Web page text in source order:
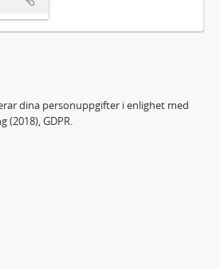
dina personuppgifter i enlighet med
GDPR.